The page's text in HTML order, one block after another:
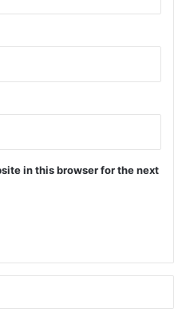
in this browser for the next